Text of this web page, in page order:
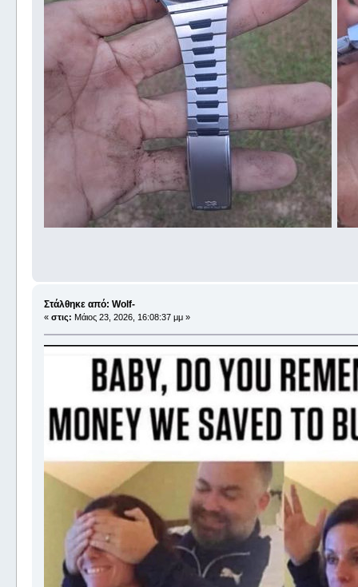
Στάλθηκε από: Wolf-
« στις: Μάιος 23, 2026, 16:08:37 μμ »